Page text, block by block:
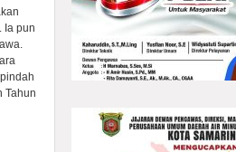
Ia pun
Tahun